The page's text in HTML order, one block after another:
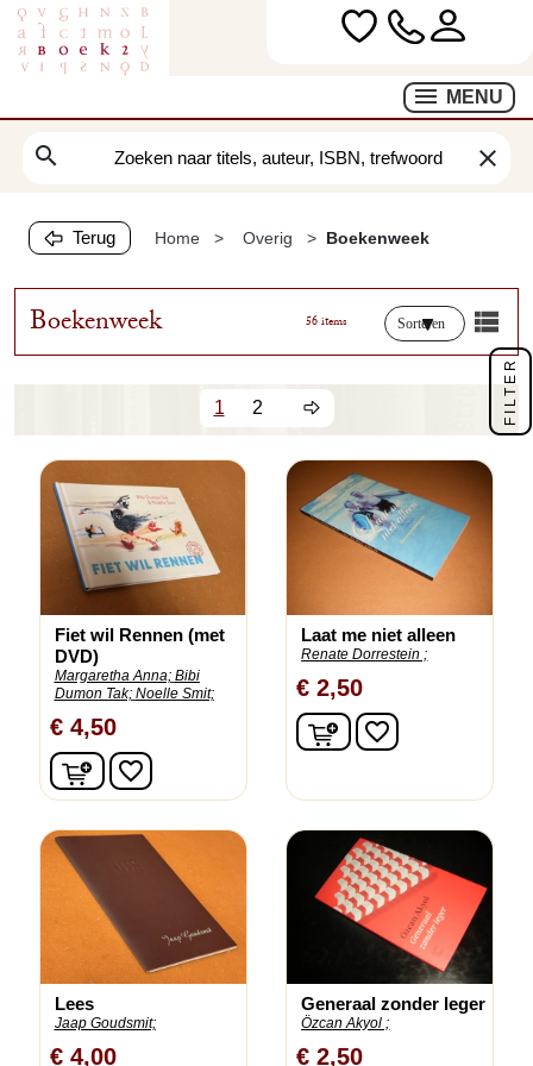
MENU
search clear
Terug Home Overig Boekenweek
Boekenweek 56 items Sorteren
1 2
Fiet wil Rennen (met
DVD)
Margaretha Anna; Bibi
Dumon Tak; Noelle Smit;
€ 4,50
In winkelwagen
favorite_border
Laat me niet alleen
Renate Dorrestein ;
€ 2,50
In winkelwagen
favorite_border
Lees
Jaap Goudsmit;
€ 4,00
Generaal zonder leger
Özcan Akyol ;
€ 2,50
FILTER